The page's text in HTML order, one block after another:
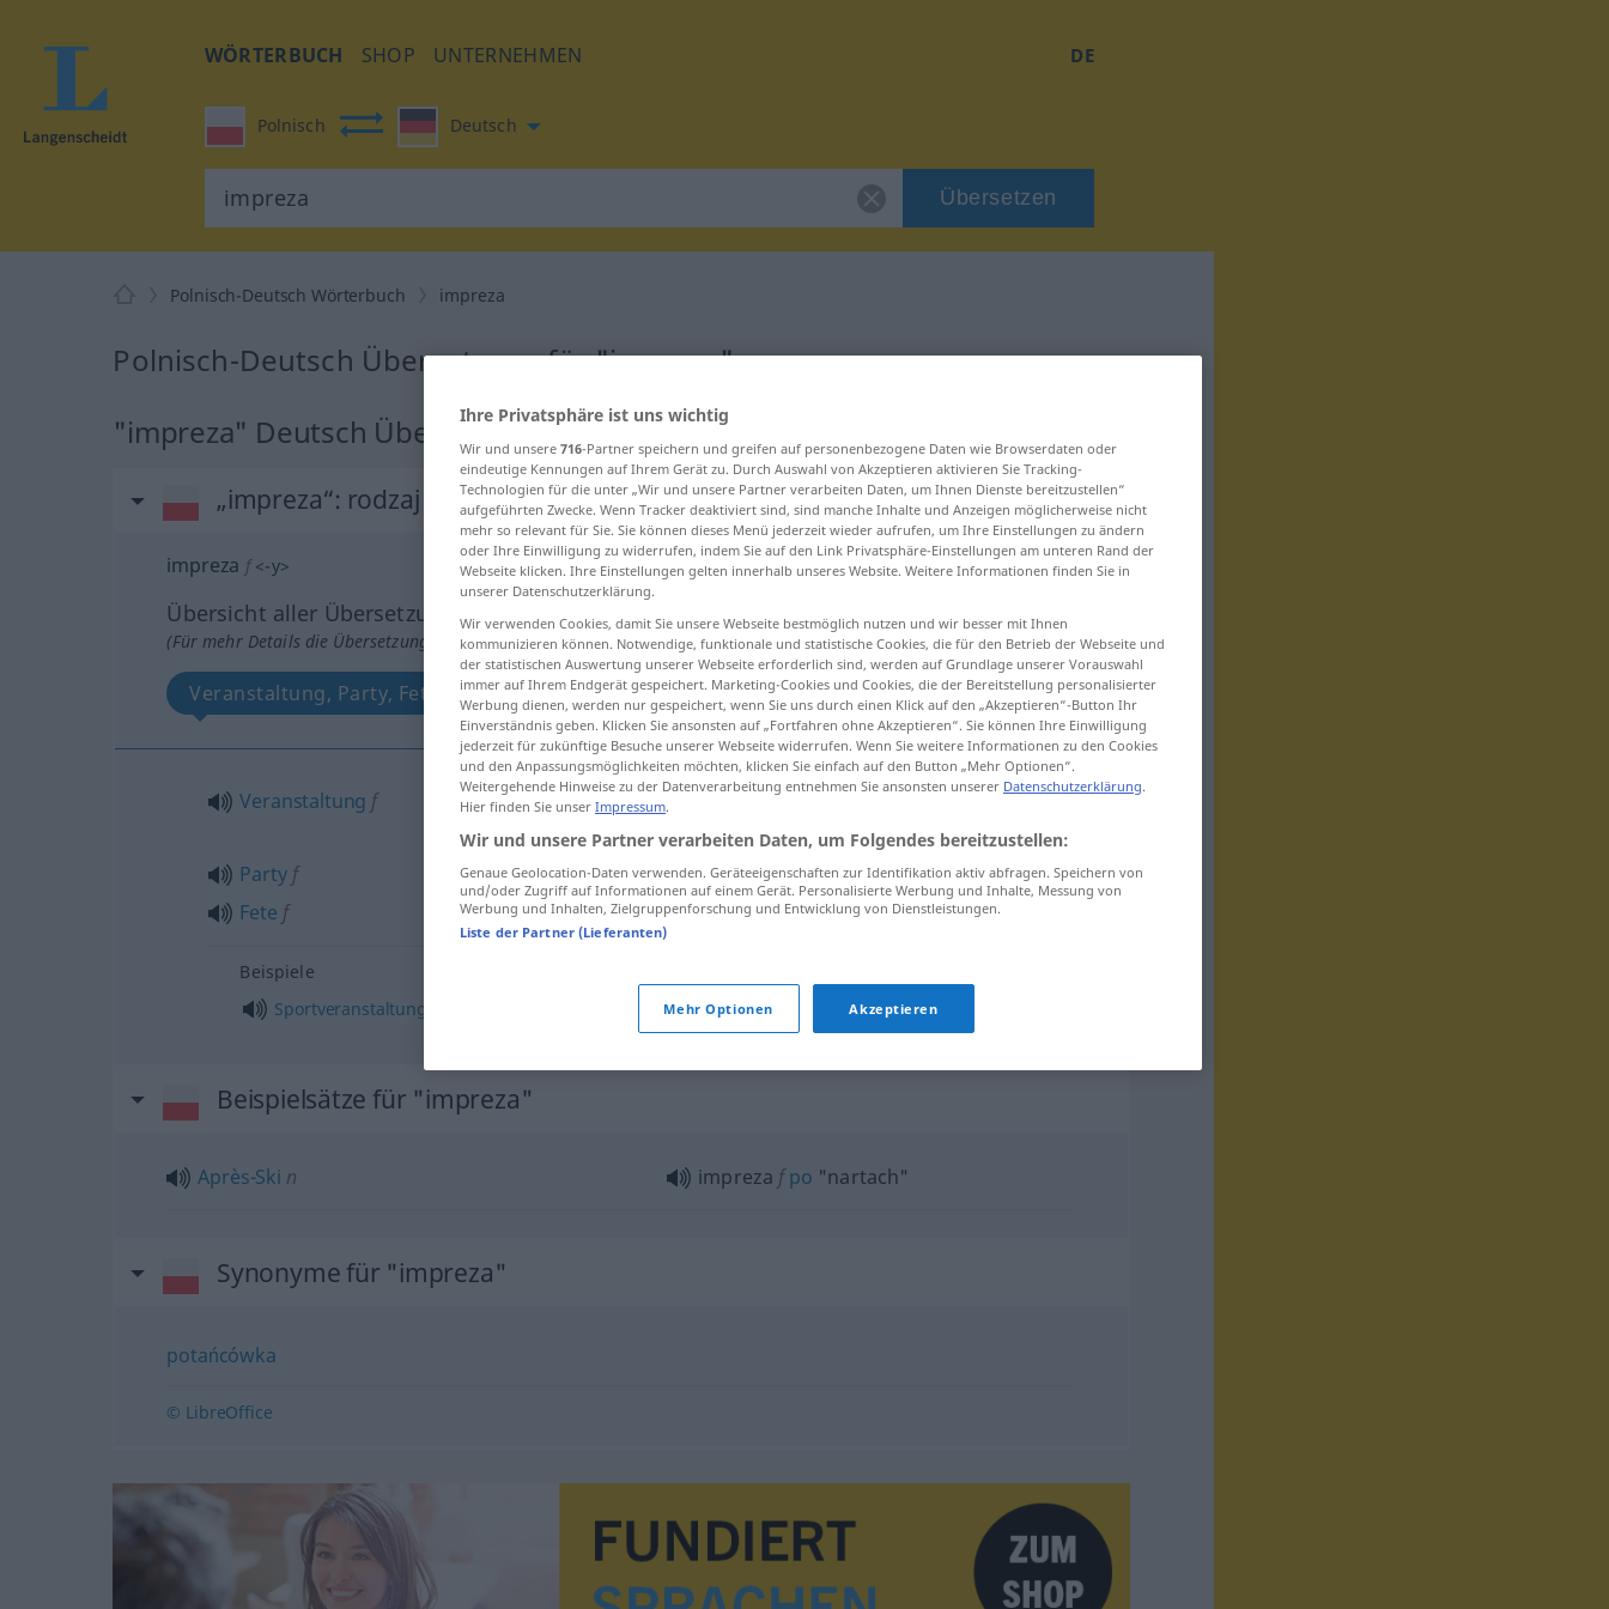
WÖRTERBUCH SHOP UNTERNEHMEN DE
Polnisch Deutsch
Übersetzen
Polnisch-Deutsch Wörterbuch impreza
Polnisch-Deutsch Übersetzung für "impreza"
"impreza" Deutsch Übersetzung
„impreza“: rodzaj żeński
impreza f <-y>
Übersicht aller Übersetzungen
(Für mehr Details die Übersetzung anklicken/antippen)
Veranstaltung, Party, Fete
Veranstaltung f impreza
Partyf
Fete f
impreza UMG
Beispiele
Sportveranstaltung
impreza sportowa
Beispielsätze für "impreza"
Après-Ski n impreza fpo "nartach"
Synonyme für "impreza"
potańcówka
© LibreOffice
Ihre Privatsphäre ist uns wichtig
Wir und unsere 716-Partner speichern und greifen auf personenbezogene Daten wie Browserdaten oder
eindeutige Kennungen auf Ihrem Gerät zu. Durch Auswahl von Akzeptieren aktivieren Sie Tracking-
Technologien für die unter „Wir und unsere Partner verarbeiten Daten, um Ihnen Dienste bereitzustellen“
aufgeführten Zwecke. Wenn Tracker deaktiviert sind, sind manche Inhalte und Anzeigen möglicherweise nicht
mehr so relevant für Sie. Sie können dieses Menü jederzeit wieder aufrufen, um Ihre Einstellungen zu ändern
oder Ihre Einwilligung zu widerrufen, indem Sie auf den Link Privatsphäre-Einstellungen am unteren Rand der
Webseite klicken. Ihre Einstellungen gelten innerhalb unseres Website. Weitere Informationen finden Sie in
unserer Datenschutzerklärung.
Wir verwenden Cookies, damit Sie unsere Webseite bestmöglich nutzen und wir besser mit Ihnen
kommunizieren können. Notwendige, funktionale und statistische Cookies, die für den Betrieb der Webseite und
der statistischen Auswertung unserer Webseite erforderlich sind, werden auf Grundlage unserer Vorauswahl
immer auf Ihrem Endgerät gespeichert. Marketing-Cookies und Cookies, die der Bereitstellung personalisierter
Werbung dienen, werden nur gespeichert, wenn Sie uns durch einen Klick auf den „Akzeptieren“-Button Ihr
Einverständnis geben. Klicken Sie ansonsten auf „Fortfahren ohne Akzeptieren“. Sie können Ihre Einwilligung
jederzeit für zukünftige Besuche unserer Webseite widerrufen. Wenn Sie weitere Informationen zu den Cookies
und den Anpassungsmöglichkeiten möchten, klicken Sie einfach auf den Button „Mehr Optionen“.
Weitergehende Hinweise zu der Datenverarbeitung entnehmen Sie ansonsten unserer Datenschutzerklärung.
Hier finden Sie unser Impressum.
Wir und unsere Partner verarbeiten Daten, um Folgendes bereitzustellen:
Genaue Geolocation-Daten verwenden. Geräteeigenschaften zur Identifikation aktiv abfragen. Speichern von
und/oder Zugriff auf Informationen auf einem Gerät. Personalisierte Werbung und Inhalte, Messung von
Werbung und Inhalten, Zielgruppenforschung und Entwicklung von Dienstleistungen.
Liste der Partner (Lieferanten)
Mehr Optionen Akzeptieren